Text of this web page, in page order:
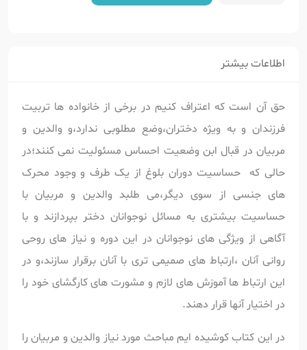
اطلاعات بیشتر
حق آن است که اعتراف کنیم در برخی از خانواده ها تربیت
فرزندان و به ویژه دختران،وضع مطلوبی ندارد،و والدین و
مربیان در قبال ابن وضعیت احساس مسئولیت نمی کنند؛در
حالی که حساسیت دوران بلوغ از یک طرف و وجود محرک
های جنسی از سوی دیگر،می طلبد والدین و مربیان با
حساسیت بیشتری به مسائل نوجوانان دختر بپردازند و با
آگاهی از ویژگی های نوجوانان در این دوره و نیاز های روحی
روانی آنان ،ارتباط های صمیمی تری با آنان برقرار سازند،و در
این ارتباط ها آموزش های لازم و مشورت های کارگشای خود را
در اختیار آنها قرار دهند.
در این کتاب کوشیده ایم مباحث مورد نیاز والدین و مربیان را